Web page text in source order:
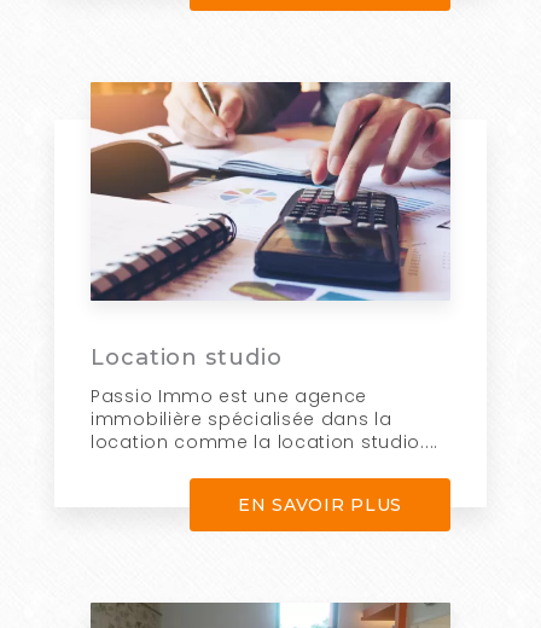
Location studio
Passio Immo est une agence
immobilière spécialisée dans la
location comme la location studio....
EN SAVOIR PLUS